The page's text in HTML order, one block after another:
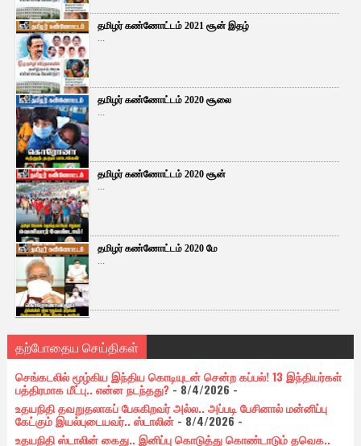
தமிழர் கண்ணோட்டம் 2021 சூன் இதழ்
...
தமிழர் கண்ணோட்டம் 2020 சூலை
...
தமிழர் கண்ணோட்டம் 2020 சூன்
...
தமிழர் கண்ணோட்டம் 2020 மே
...
தற்போதைய செய்திகள்
செங்கடலில் மூழ்கிய இந்திய கொடியுடன் சென்ற கப்பல்! 13 இந்தியர்கள்
பத்திரமாக மீட்பு.. என்ன நடந்தது?- 8/4/2026-
உதயநிதி தவறுதலாகப் பேசுகிறவர் அல்ல.. அப்படி பேசினால் மன்னிப்பு
கேட்கும் இயல்புடையவர்.. ஸ்டாலின்- 8/4/2026 -
உதயநிதி ஸ்டாலின் கைது.. இனிப்பு கொடுத்து கொண்டாடும் தவெக..